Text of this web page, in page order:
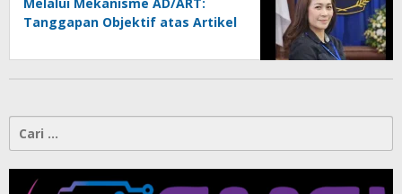
Tanggapan Objektif atas Artikel
Konspirasi Melanggar Aturan”
untuk: